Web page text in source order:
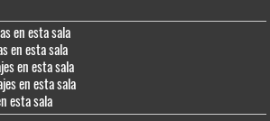
en esta sala
en esta sala
en esta sala
en esta sala
esta sala